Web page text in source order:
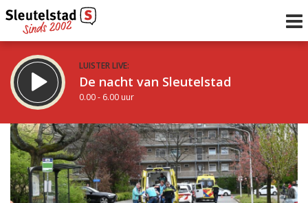
LUISTER LIVE:
De nacht van Sleutelstad
0.00 - 6.00 uur
STRAKS:
De ochtend van Sleutelstad
6.00 - 12.00 uur
Vorig uur
uur 1 van 0 Volgend uur
Inklappen